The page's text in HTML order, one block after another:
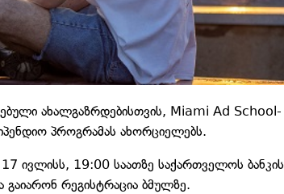
ახალგაზრდებისთვის, Miami Ad School-
პროგრამას ახორციელებს.
ივლისს, 19:00 საათზე საქართველოს ბანკის
გაიარონ რეგისტრაცია ბმულზე.